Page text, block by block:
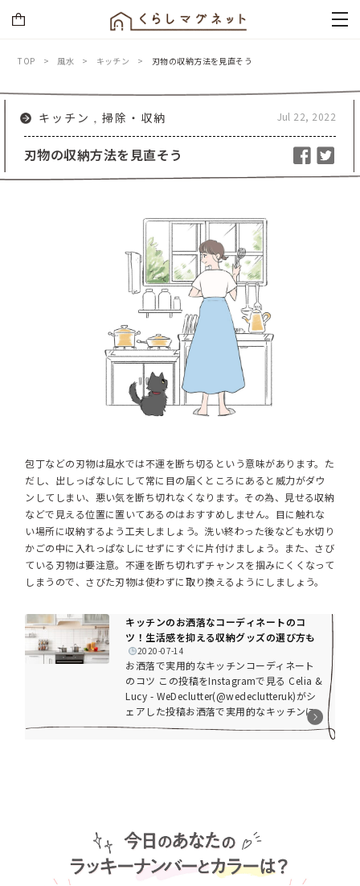
TOP 風水 キッチン 刃物の収納方法を見直そう
キッチン 掃除・収納 Jul 22, 2022
刃物の収納方法を見直そう
包丁などの刃物は風水では不運を断ち切るという意味があります。た
だし、出しっぱなしにして常に目の届くところにあると威力がダウ
ンしてしまい、悪い気を断ち切れなくなります。その為、見せる収納
などで見える位置に置いてあるのはおすすめしません。目に触れな
い場所に収納するよう工夫しましょう。洗い終わった後なども水切り
かごの中に入れっぱなしにせずにすぐに片付けましょう。また、さび
ている刃物は要注意。不運を断ち切れずチャンスを掴みにくくなって
しまうので、さびた刃物は使わずに取り換えるようにしましょう。
キッチンのお洒落なコーディネートのコ
ツ！生活感を抑える収納グッズの選び方も
2020-07-14
お洒落で実用的なキッチンコーディネート
のコツ この投稿をInstagramで見る Celia &
Lucy - WeDeclutter(@wedeclutteruk)がシ
ェアした投稿お洒落で実用的なキッチンに
するために、コーディネートのポイントを
ラーと食器棚などの大型アイテムを同じ色
味の物に合わせるの...